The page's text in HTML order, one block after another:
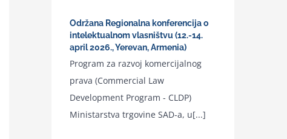
Održana Regionalna konferencija o
intelektualnom vlasništvu (12.-14.
april 2026., Yerevan, Armenia)
Program za razvoj komercijalnog
prava (Commercial Law
Development Program - CLDP)
Ministarstva trgovine SAD-a, u[...]